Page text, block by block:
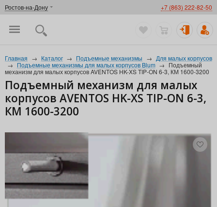
Ростов-на-Дону +7 (863) 222-82-50
Главная → Каталог → Подъемные механизмы → Для малых корпусов
→ Подъемные механизмы для малых корпусов Blum → Подъемный
механизм для малых корпусов AVENTOS HK-XS TIP-ON 6-3, КМ 1600-3200
Подъемный механизм для малых
корпусов AVENTOS HK-XS TIP-ON 6-3,
КМ 1600-3200